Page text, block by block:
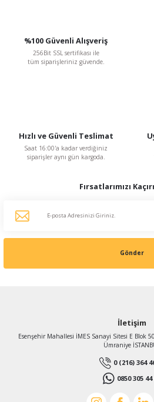
%100 Güvenli Alışveriş
256Bit SSL sertifikası ile
tüm siparişleriniz güvende.
Hızlı ve Güvenli Teslimat
Saat 16:00'a kadar verdiğiniz
siparişler aynı gün kargoda.
Fırsatlarımızı
Gönder
İletişim
Esenşehir Mahallesi İMES Sanayi Sitesi E Blok
Ümraniye
0 (216) 364
0850 305 44